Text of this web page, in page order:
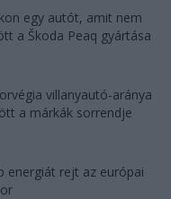
egy autót, amit nem
a Škoda Peaq gyártása
villanyautó-aránya
a márkák sorrendje
energiát rejt az európai